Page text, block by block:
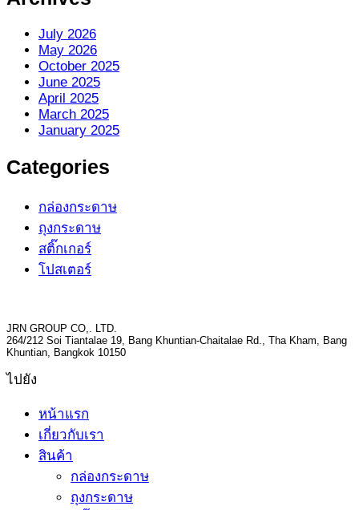
July 2026
May 2026
October 2025
June 2025
April 2025
March 2025
January 2025
Categories
กล่องกระดาษ
ถุงกระดาษ
สติ๊กเกอร์
โปสเตอร์
JRN GROUP CO,. LTD.
264/212 Soi Tiantalae 19, Bang Khuntian-Chaitalae Rd., Tha Kham, Bang
Khuntian, Bangkok 10150
ไปยัง
หน้าแรก
เกี่ยวกับเรา
สินค้า
กล่องกระดาษ
ถุงกระดาษ